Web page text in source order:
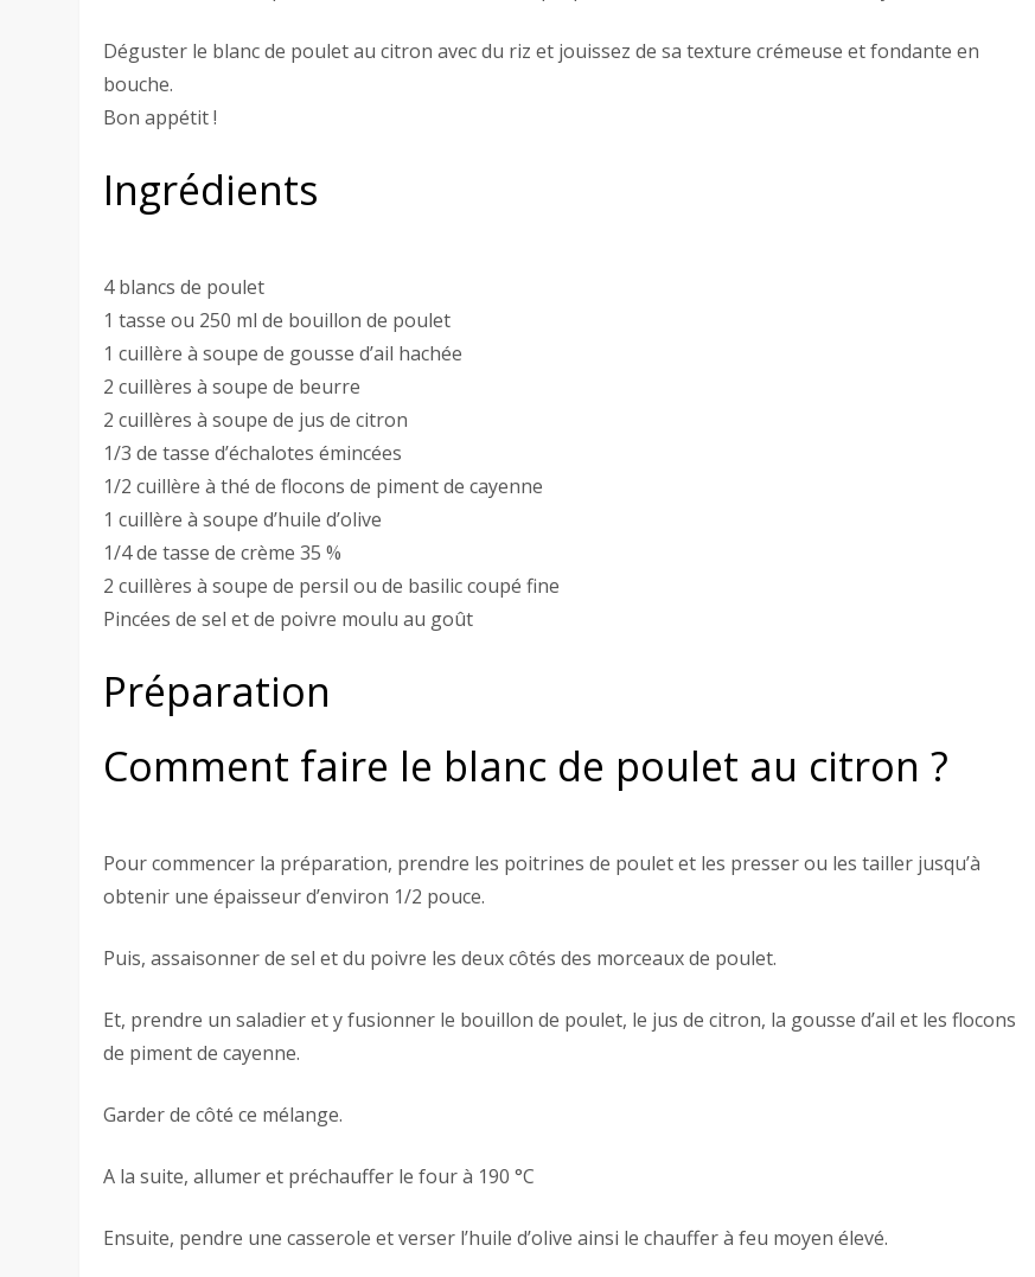
Déguster le blanc de poulet au citron avec du riz et jouissez de sa texture crémeuse et fondante en
bouche.
Bon appétit !
Ingrédients
4 blancs de poulet
1 tasse ou 250 ml de bouillon de poulet
1 cuillère à soupe de gousse d’ail hachée
2 cuillères à soupe de beurre
2 cuillères à soupe de jus de citron
1/3 de tasse d’échalotes émincées
1/2 cuillère à thé de flocons de piment de cayenne
1 cuillère à soupe d’huile d’olive
1/4 de tasse de crème 35 %
2 cuillères à soupe de persil ou de basilic coupé fine
Pincées de sel et de poivre moulu au goût
Préparation
Comment faire le blanc de poulet au citron ?
Pour commencer la préparation, prendre les poitrines de poulet et les presser ou les tailler jusqu’à
obtenir une épaisseur d’environ 1/2 pouce.
Puis, assaisonner de sel et du poivre les deux côtés des morceaux de poulet.
Et, prendre un saladier et y fusionner le bouillon de poulet, le jus de citron, la gousse d’ail et les flocons
de piment de cayenne.
Garder de côté ce mélange.
A la suite, allumer et préchauffer le four à 190 °C
Ensuite, pendre une casserole et verser l’huile d’olive ainsi le chauffer à feu moyen élevé.